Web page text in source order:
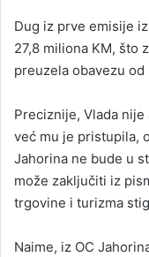
Dug iz prve emisije
27,8 miliona KM, što
preuzela obavezu
Preciznije, Vlada
već mu je pristupila,
Jahorina ne bude u
može zaključiti iz
trgovine i turizma
Naime, iz OC